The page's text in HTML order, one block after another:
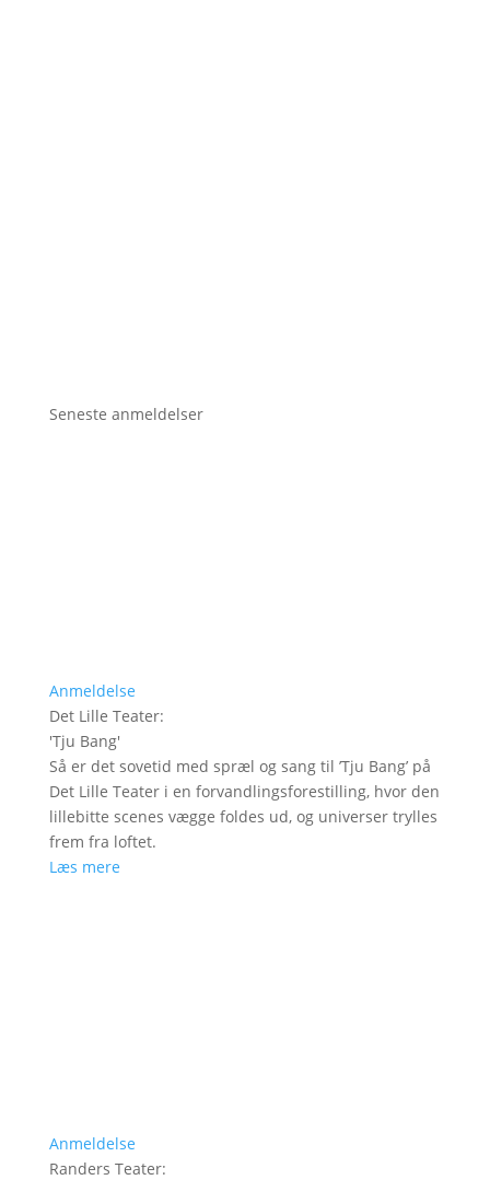
Seneste anmeldelser
Anmeldelse
Det Lille Teater:
'Tju Bang'
Så er det sovetid med spræl og sang til ’Tju Bang’ på
Det Lille Teater i en forvandlingsforestilling, hvor den
lillebitte scenes vægge foldes ud, og universer trylles
frem fra loftet.
Læs mere
Anmeldelse
Randers Teater: